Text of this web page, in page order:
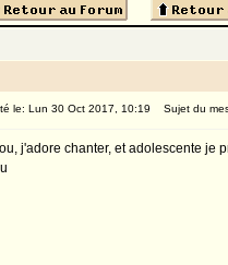
le: Lun 30 Oct 2017, 10:19 Sujet du
j'adore chanter, et adolescente je